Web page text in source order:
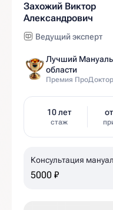
Захожий Виктор
Александрович
Ведущий эксперт
Лучший
области
Премия
10 лет
стаж
Консультация
5000 ₽